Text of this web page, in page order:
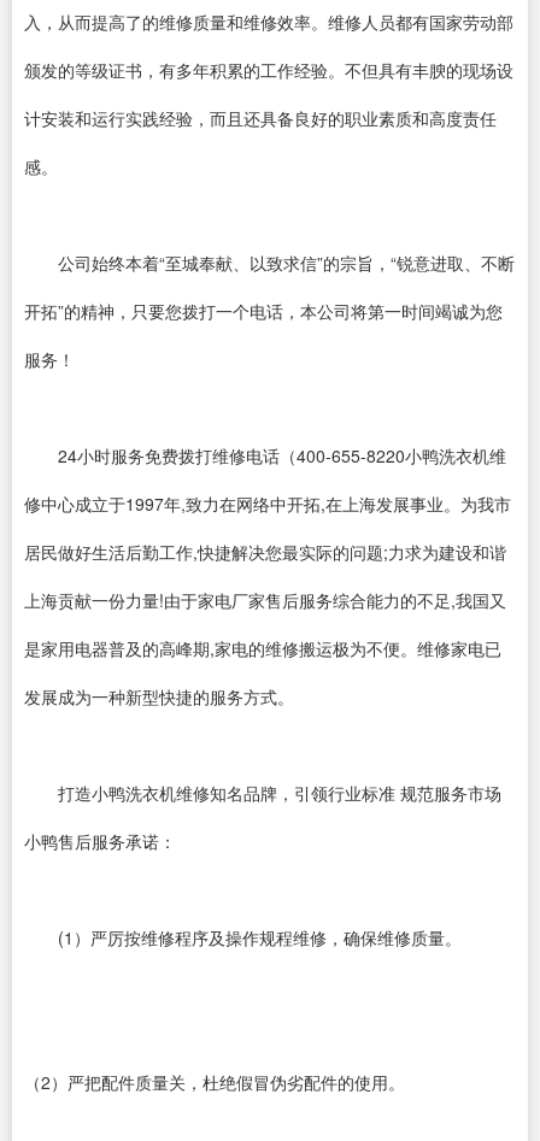
入，从而提高了的维修质量和维修效率。维修人员都有国家劳动部
颁发的等级证书，有多年积累的工作经验。不但具有丰腴的现场设
计安装和运行实践经验，而且还具备良好的职业素质和高度责任
感。
公司始终本着“至城奉献、以致求信”的宗旨，“锐意进取、不断
开拓”的精神，只要您拨打一个电话，本公司将第一时间竭诚为您
服务！
24小时服务免费拨打维修电话（400-655-8220小鸭洗衣机维
修中心成立于1997年,致力在网络中开拓,在上海发展事业。为我市
居民做好生活后勤工作,快捷解决您最实际的问题;力求为建设和谐
上海贡献一份力量!由于家电厂家售后服务综合能力的不足,我国又
是家用电器普及的高峰期,家电的维修搬运极为不便。维修家电已
发展成为一种新型快捷的服务方式。
打造小鸭洗衣机维修知名品牌，引领行业标准 规范服务市场
小鸭售后服务承诺：
(1）严厉按维修程序及操作规程维修，确保维修质量。
（2）严把配件质量关，杜绝假冒伪劣配件的使用。